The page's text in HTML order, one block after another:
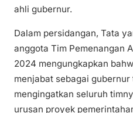
ahli gubernur.
Dalam persidangan, Tata
anggota Tim Pemenangan
2024 mengungkapkan
menjabat sebagai
mengingatkan seluruh
urusan proyek